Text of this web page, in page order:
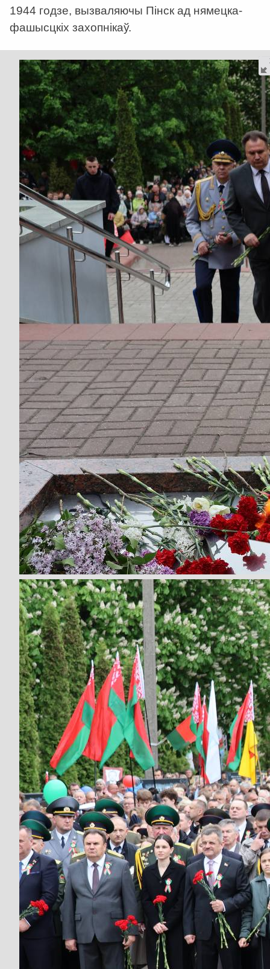
1944 годзе, вызваляючы Пінск ад нямецка-
фашысцкіх захопнікаў.